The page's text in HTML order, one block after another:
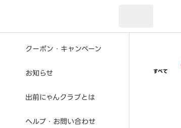
クーポン・キャンペーン
お知らせ
出前にゃんクラブとは
ヘルプ・お問い合わせ
すべて